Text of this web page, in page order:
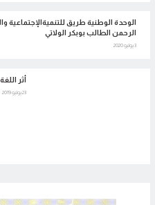
الوحدة الوطنية طريق للتنميةالإجتماعية
الرحمن الطالب بوبكر الولاتي
3 يوليو 2020
أثر
23 يوليو 2019